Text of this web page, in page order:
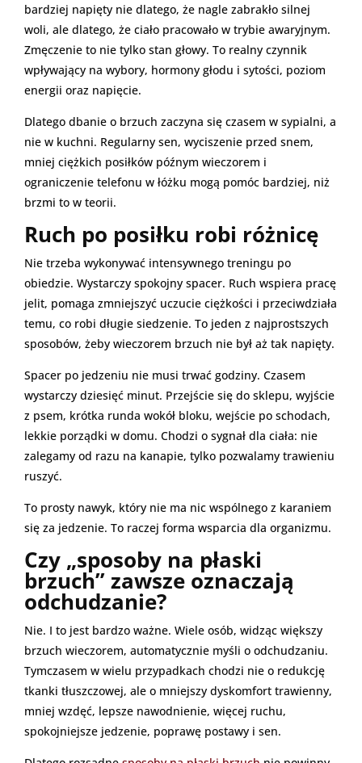
bardziej napięty nie dlatego, że nagle zabrakło silnej
woli, ale dlatego, że ciało pracowało w trybie awaryjnym.
Zmęczenie to nie tylko stan głowy. To realny czynnik
wpływający na wybory, hormony głodu i sytości, poziom
energii oraz napięcie.
Dlatego dbanie o brzuch zaczyna się czasem w sypialni, a
nie w kuchni. Regularny sen, wyciszenie przed snem,
mniej ciężkich posiłków późnym wieczorem i
ograniczenie telefonu w łóżku mogą pomóc bardziej, niż
brzmi to w teorii.
Ruch po posiłku robi różnicę
Nie trzeba wykonywać intensywnego treningu po
obiedzie. Wystarczy spokojny spacer. Ruch wspiera pracę
jelit, pomaga zmniejszyć uczucie ciężkości i przeciwdziała
temu, co robi długie siedzenie. To jeden z najprostszych
sposobów, żeby wieczorem brzuch nie był aż tak napięty.
Spacer po jedzeniu nie musi trwać godziny. Czasem
wystarczy dziesięć minut. Przejście się do sklepu, wyjście
z psem, krótka runda wokół bloku, wejście po schodach,
lekkie porządki w domu. Chodzi o sygnał dla ciała: nie
zalegamy od razu na kanapie, tylko pozwalamy trawieniu
ruszyć.
To prosty nawyk, który nie ma nic wspólnego z karaniem
się za jedzenie. To raczej forma wsparcia dla organizmu.
Czy „sposoby na płaski
brzuch” zawsze oznaczają
odchudzanie?
Nie. I to jest bardzo ważne. Wiele osób, widząc większy
brzuch wieczorem, automatycznie myśli o odchudzaniu.
Tymczasem w wielu przypadkach chodzi nie o redukcję
tkanki tłuszczowej, ale o mniejszy dyskomfort trawienny,
mniej wzdęć, lepsze nawodnienie, więcej ruchu,
spokojniejsze jedzenie, poprawę postawy i sen.